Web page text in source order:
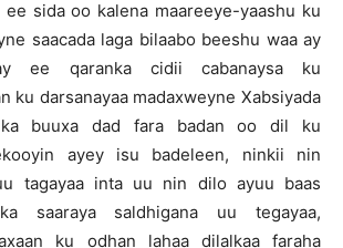
sida oo kalena maareeye-yaashu ku
saacada laga bilaabo beeshu waa ay
ee qaranka cidii cabanaysa ku
ku darsanayaa madaxweyne Xabsiyada
ka buuxa dad fara badan oo dil ku
ayey isu badeleen, ninkii nin
tagayaa inta uu nin dilo ayuu baas
saaraya saldhigana uu tegayaa,
ku odhan lahaa dilalkaa faraha